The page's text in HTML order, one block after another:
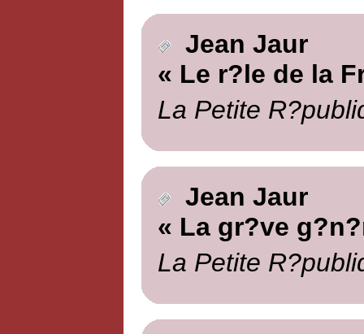
Jean Jaur
« Le r?le de la
La Petite
Jean Jaur
« La gr?ve
La Petite